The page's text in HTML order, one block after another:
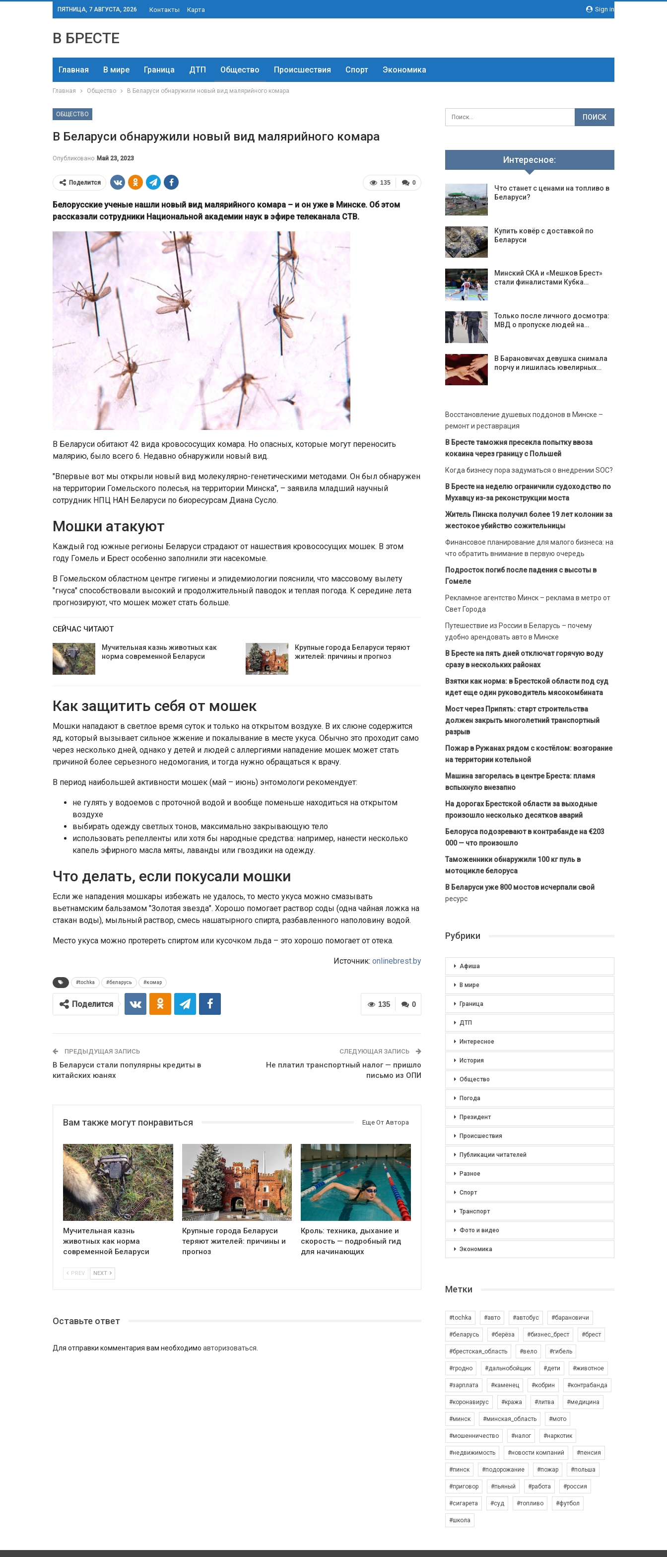
Sign in
ПЯТНИЦА, 7 АВГУСТА, 2026 Контакты Карта
В БРЕСТЕ
Главная В мире Граница ДТП Общество Происшествия Спорт Экономика
Главная Общество В Беларуси обнаружили новый вид малярийного комара
ОБЩЕСТВО
В Беларуси обнаружили новый вид малярийного комара
Опубликовано Май 23, 2023
0
135
Поделится
Белорусские ученые нашли новый вид малярийного комара – и он уже в Минске. Об этом
рассказали сотрудники Национальной академии наук в эфире телеканала СТВ.
В Беларуси обитают 42 вида кровососущих комара. Но опасных, которые могут переносить
малярию, было всего 6. Недавно обнаружили новый вид.
"Впервые вот мы открыли новый вид молекулярно-генетическими методами. Он был обнаружен
на территории Гомельского полесья, на территории Минска", – заявила младший научный
сотрудник НПЦ НАН Беларуси по биоресурсам Диана Сусло.
Мошки атакуют
Каждый год южные регионы Беларуси страдают от нашествия кровососущих мошек. В этом
году Гомель и Брест особенно заполнили эти насекомые.
В Гомельском областном центре гигиены и эпидемиологии пояснили, что массовому вылету
"гнуса" способствовали высокий и продолжительный паводок и теплая погода. К середине лета
прогнозируют, что мошек может стать больше.
СЕЙЧАС ЧИТАЮТ
Мучительная казнь животных как
норма современной Беларуси
Крупные города Беларуси теряют
жителей: причины и прогноз
Как защитить себя от мошек
Мошки нападают в светлое время суток и только на открытом воздухе. В их слюне содержится
яд, который вызывает сильное жжение и покалывание в месте укуса. Обычно это проходит само
через несколько дней, однако у детей и людей с аллергиями нападение мошек может стать
причиной более серьезного недомогания, и тогда нужно обращаться к врачу.
В период наибольшей активности мошек (май – июнь) энтомологи рекомендует:
не гулять у водоемов с проточной водой и вообще поменьше находиться на открытом
воздухе
выбирать одежду светлых тонов, максимально закрывающую тело
использовать репелленты или хотя бы народные средства: например, нанести несколько
капель эфирного масла мяты, лаванды или гвоздики на одежду.
Что делать, если покусали мошки
Если же нападения мошкары избежать не удалось, то место укуса можно смазывать
вьетнамским бальзамом "Золотая звезда". Хорошо помогает раствор соды (одна чайная ложка на
стакан воды), мыльный раствор, смесь нашатырного спирта, разбавленного наполовину водой.
Место укуса можно протереть спиртом или кусочком льда – это хорошо помогает от отека.
Источник: onlinebrest.by
#tochka #беларусь #комар
0
135
Поделится
ПРЕДЫДУЩАЯ ЗАПИСЬ
В Беларуси стали популярны кредиты в
китайских юанях
СЛЕДУЮЩАЯ ЗАПИСЬ
Не платил транспортный налог — пришло
письмо из ОПИ
Вам также могут понравиться Еще От Автора
Мучительная казнь
животных как норма
современной Беларуси
Крупные города Беларуси
теряют жителей: причины и
прогноз
Кроль: техника, дыхание и
скорость — подробный гид
для начинающих
PREV NEXT
Оставьте ответ
Для отправки комментария вам необходимо авторизоваться
Интересное:
Что станет с ценами на топливо в
Беларуси?
Купить ковёр с доставкой по
Беларуси
Минский СКА и «Мешков Брест»
стали финалистами Кубка…
Только после личного досмотра:
МВД о пропуске людей на…
В Барановичах девушка снимала
порчу и лишилась ювелирных…
Восстановление душевых поддонов в Минске –
ремонт и реставрация
В Бресте таможня пресекла попытку ввоза
кокаина через границу с Польшей
Когда бизнесу пора задуматься о внедрении SOC?
В Бресте на неделю ограничили судоходство по
Мухавцу из-за реконструкции моста
Житель Пинска получил более 19 лет колонии за
жестокое убийство сожительницы
Финансовое планирование для малого бизнеса: на
что обратить внимание в первую очередь
Подросток погиб после падения с высоты в
Гомеле
Рекламное агентство Минск – реклама в метро от
Свет Города
Путешествие из России в Беларусь – почему
удобно арендовать авто в Минске
В Бресте на пять дней отключат горячую воду
сразу в нескольких районах
Взятки как норма: в Брестской области под суд
идет еще один руководитель мясокомбината
Мост через Припять: старт строительства
должен закрыть многолетний транспортный
разрыв
Пожар в Ружанах рядом с костёлом: возгорание
на территории котельной
Машина загорелась в центре Бреста: пламя
вспыхнуло внезапно
На дорогах Брестской области за выходные
произошло несколько десятков аварий
Белоруса подозревают в контрабанде на €203
000 — что произошло
Таможенники обнаружили 100 кг пуль в
мотоцикле белоруса
В Беларуси уже 800 мостов исчерпали свой
ресурс
Рубрики
Афиша
В мире
Граница
ДТП
Интересное
История
Общество
Погода
Президент
Происшествия
Публикации читателей
Разное
Спорт
Транспорт
Фото и видео
Экономика
Метки
#tochka #авто #автобус #барановичи
#беларусь #берёза #бизнес_брест #брест
#брестская_область #вело #гибель
#гродно #дальнобойщик #дети #животное
#зарплата #каменец #кобрин #контрабанда
#коронавирус #кража #литва #медицина
#минск #минская_область #мото
#мошенничество #налог #наркотик
#недвижимость #новости компаний #пенсия
#пинск #подорожание #пожар #польша
#приговор #пьяный #работа #россия
#сигарета #суд #топливо #футбол
#школа